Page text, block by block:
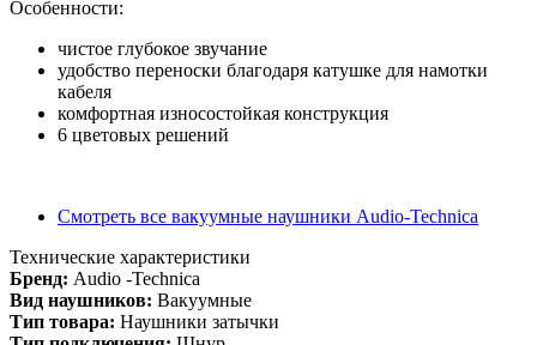
Особенности:
чистое глубокое звучание
удобство переноски благодаря катушке для намотки
кабеля
комфортная износостойкая конструкция
6 цветовых решений
Смотреть все вакуумные наушники Audio-Technica
Технические характеристики
Бренд: Audio -Technica
Вид наушников: Вакуумные
Тип товара: Наушники затычки